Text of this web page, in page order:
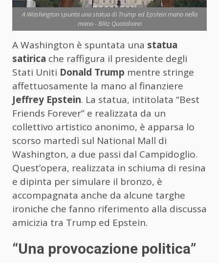
A Washington spunta una statua di Trump ed Epstein mano nella
mano - Blitz Quotidiano
A Washington è spuntata una statua
satirica che raffigura il presidente degli
Stati Uniti Donald Trump mentre stringe
affettuosamente la mano al finanziere
Jeffrey Epstein. La statua, intitolata “Best
Friends Forever” e realizzata da un
collettivo artistico anonimo, è apparsa lo
scorso martedì sul National Mall di
Washington, a due passi dal Campidoglio.
Quest’opera, realizzata in schiuma di resina
e dipinta per simulare il bronzo, è
accompagnata anche da alcune targhe
ironiche che fanno riferimento alla discussa
amicizia tra Trump ed Epstein.
“Una provocazione politica”